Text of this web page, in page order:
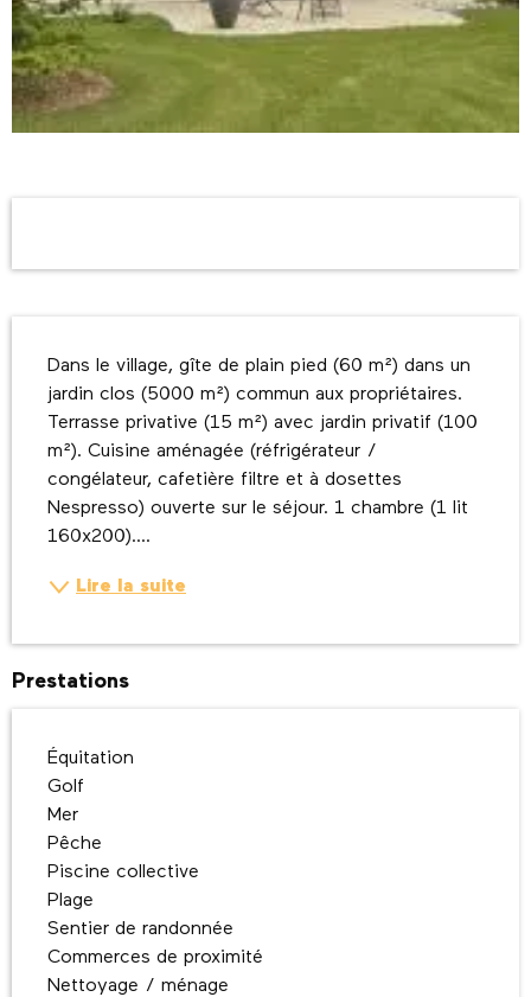
Dans le village, gîte de plain pied (60 m²) dans un
jardin clos (5000 m²) commun aux propriétaires.
Terrasse privative (15 m²) avec jardin privatif (100
m²). Cuisine aménagée (réfrigérateur /
congélateur, cafetière filtre et à dosettes
Nespresso) ouverte sur le séjour. 1 chambre (1 lit
160x200)....
Lire la suite
Prestations
Équitation
Golf
Mer
Pêche
Piscine collective
Plage
Sentier de randonnée
Commerces de proximité
Nettoyage / ménage